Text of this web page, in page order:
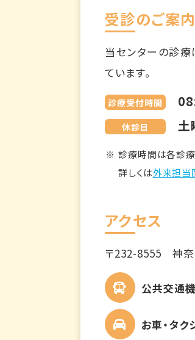
受診のご案内
当センターの診
ています。
診療受付時間
休診日 土
診療時間は各診療
詳しくは外来担当
アクセス
〒232-8555神
公共交通
お車・タ